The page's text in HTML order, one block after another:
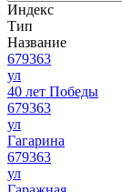
Индекс
Тип
Название
679363
ул
40 лет Победы
679363
ул
Гагарина
679363
ул